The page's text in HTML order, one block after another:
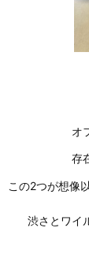
オ
存
この2つが想像
渋さとワイ